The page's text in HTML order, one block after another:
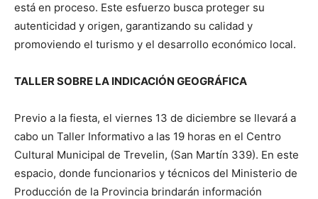
está en proceso. Este esfuerzo busca proteger su
autenticidad y origen, garantizando su calidad y
promoviendo el turismo y el desarrollo económico local.
TALLER SOBRE LA INDICACIÓN GEOGRÁFICA
Previo a la fiesta, el viernes 13 de diciembre se llevará a
cabo un Taller Informativo a las 19 horas en el Centro
Cultural Municipal de Trevelin, (San Martín 339). En este
espacio, donde funcionarios y técnicos del Ministerio de
Producción de la Provincia brindarán información